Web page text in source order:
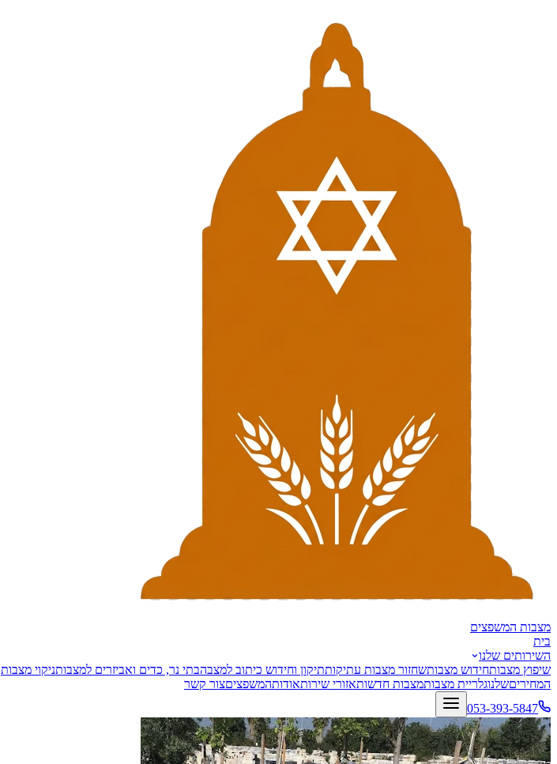
מצבות המשפצים
בית
השירותים שלנו
שיפוץ מצבותחידוש מצבותשחזור מצבות עתיקותתיקון וחידוש כיתוב למצבהבתי נר, כדים ואביזרים למצבותניקוי מצבות
המחיריםשלנוגלריית מצבותמצבות חדשותאזורי שירותאודותהמשפציםצור קשר
053-393-5847